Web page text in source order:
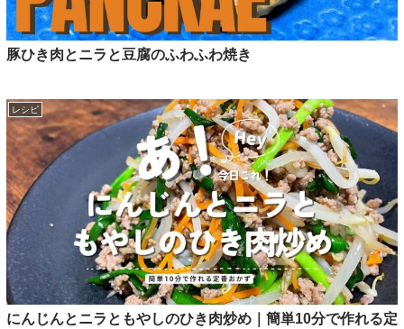
豚ひき肉とニラと豆腐のふわふわ焼き
レシピ
にんじんとニラともやしのひき肉炒め｜簡単10分で作れる定